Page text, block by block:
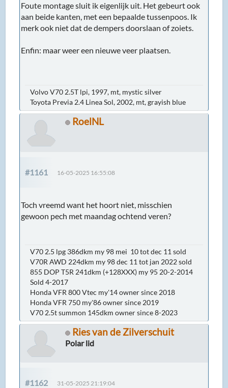
Foute montage sluit ik eigenlijk uit. Het gebeurt ook
aan beide kanten, met een bepaalde tussenpoos. Ik
merk ook niet dat de dempers doorslaan of zoiets.
Enfin: maar weer een nieuwe veer plaatsen.
Volvo V70 2.5T lpi, 1997, mt, mystic silver
Toyota Previa 2.4 Linea Sol, 2002, mt, grayish blue
RoelNL
#1161 16-05-2025 16:55:08
Toch vreemd want het hoort niet, misschien
gewoon pech met maandag ochtend veren?
V70 2.5 lpg 386dkm my 98 mei 10 tot dec 11 sold
V70R AWD 224dkm my 98 dec 11 tot jan 2022 sold
855 DOP T5R 241dkm (+128XXX) my 95 20-2-2014
Sold 4-2017
Honda VFR 800 Vtec my'14 owner since 2018
Honda VFR 750 my'86 owner since 2019
V70 2.5t summon 145dkm owner since 8-2023
Ries van de Zilverschuit
Polar lid
#1162 31-05-2025 21:19:04